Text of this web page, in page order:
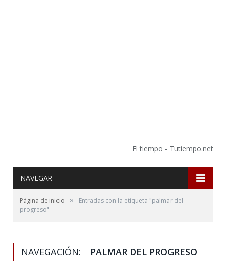
El tiempo - Tutiempo.net
NAVEGAR
Página de inicio »
Entradas con la etiqueta "palmar del
progreso"
NAVEGACIÓN: PALMAR DEL PROGRESO